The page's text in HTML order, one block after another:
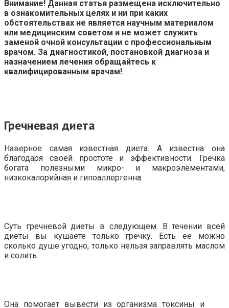
Внимание! Данная статья размещена исключительно
в ознакомительных целях и ни при каких
обстоятельствах не является научным материалом
или медицинским советом и не может служить
заменой очной консультации с профессиональным
врачом. За диагностикой, постановкой диагноза и
назначением лечения обращайтесь к
квалифицированным врачам!
Гречневая диета
Наверное самая известная диета. А известна она
благодаря своей простоте и эффективности. Гречка
богата полезными микро- и макроэлементами,
низкокалорийная и гипоаллергенна.
Суть гречневой диеты в следующем. В течении всей
диеты вы кушаете только гречку. Есть ее можно
сколько душе угодно, только нельзя заправлять маслом
и солить.
Она помогает вывести из организма токсины и